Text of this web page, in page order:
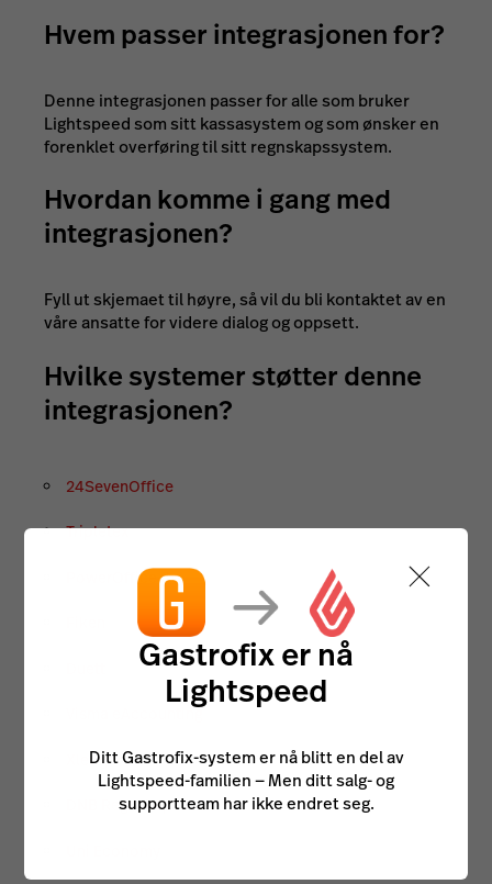
Hvem passer integrasjonen for?
Denne integrasjonen passer for alle som bruker
Lightspeed som sitt kassasystem og som ønsker en
forenklet overføring til sitt regnskapssystem.
Hvordan komme i gang med
integrasjonen?
Fyll ut skjemaet til høyre, så vil du bli kontaktet av en
våre ansatte for videre dialog og oppsett.
Hvilke systemer støtter denne
integrasjonen?
24SevenOffice
Tripletex
PowerOffice Go
Visma eAccounting
Xledger
DNB Regnskap
Gastrofix er nå
Lightspeed
Ditt Gastrofix-system er nå blitt en del av
Lightspeed-familien — Men ditt salg- og
supportteam har ikke endret seg.